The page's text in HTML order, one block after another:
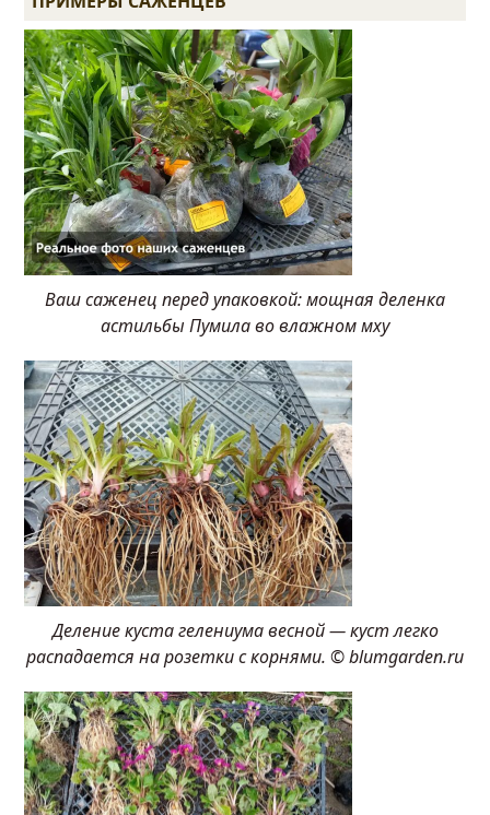
Ваш саженец перед упаковкой: мощная деленка
астильбы Пумила во влажном мху
Деление куста гелениума весной — куст легко
распадается на розетки с корнями. © blumgarden.ru